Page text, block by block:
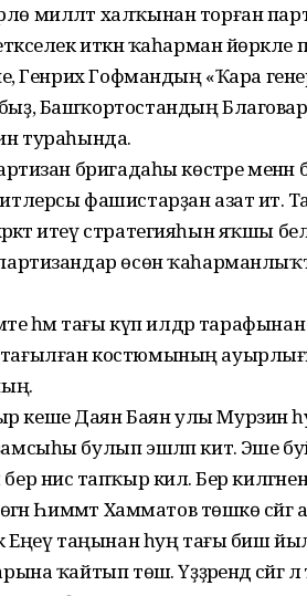
милләт халҡынан торған
иткән ҡаһарман йөрәкле
Генрих Гофмандың «Ҡара
Башҡортостандың
тураһында.
бригадаһы көстәре менән
фашистарҙан азат итә.
итеү стратегияһын яҡшы
өсөн
һәм тағы күп илдәр тарафынан
костюмының
кеше Даян Баян улы Мурзин
булып эшләп китә. Эше
нисә тапҡыр килә. Бер
Һиммәт Хамматов төшкө
Еңеү таңынан һуң тағы биш
ҡайтып төшә. Үҙҙәрендә сәйгә